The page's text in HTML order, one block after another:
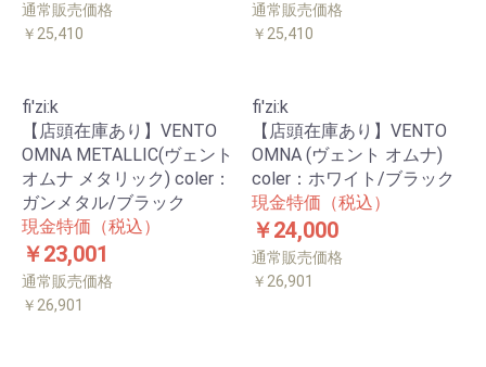
通常販売価格
￥25,410
通常販売価格
￥25,410
fi'zi:k
【店頭在庫あり】VENTO
OMNA METALLIC(ヴェント
オムナ メタリック) coler：
ガンメタル/ブラック
現金特価（税込）
￥23,001
通常販売価格
￥26,901
fi'zi:k
【店頭在庫あり】VENTO
OMNA (ヴェント オムナ)
coler：ホワイト/ブラック
現金特価（税込）
￥24,000
通常販売価格
￥26,901